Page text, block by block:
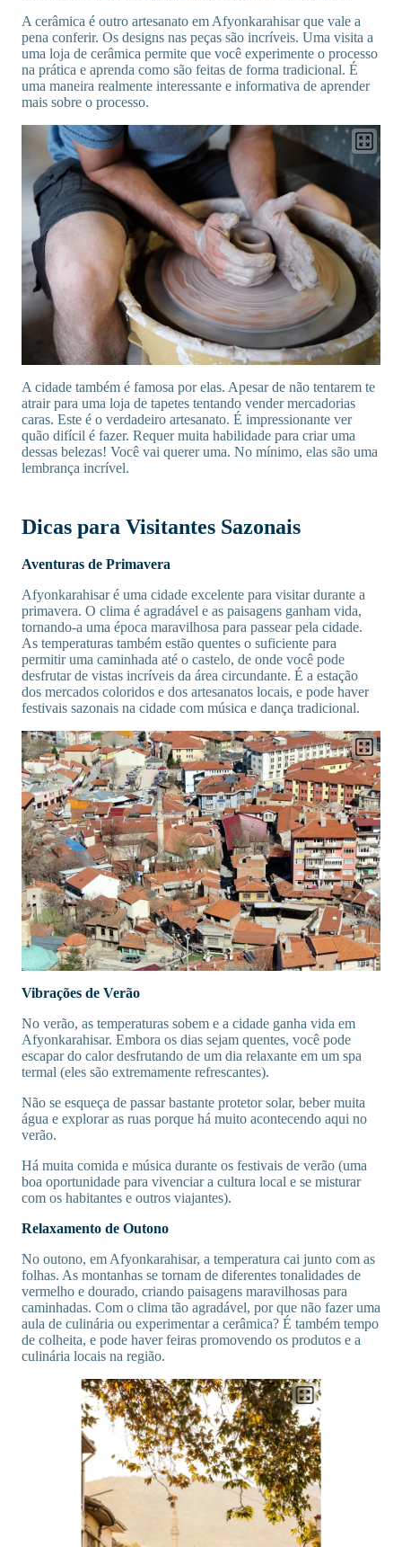
A cerâmica é outro artesanato em Afyonkarahisar que vale a
pena conferir. Os designs nas peças são incríveis. Uma visita a
uma loja de cerâmica permite que você experimente o processo
na prática e aprenda como são feitas de forma tradicional. É
uma maneira realmente interessante e informativa de aprender
mais sobre o processo.
A cidade também é famosa por elas. Apesar de não tentarem te
atrair para uma loja de tapetes tentando vender mercadorias
caras. Este é o verdadeiro artesanato. É impressionante ver
quão difícil é fazer. Requer muita habilidade para criar uma
dessas belezas! Você vai querer uma. No mínimo, elas são uma
lembrança incrível.
Dicas para Visitantes Sazonais
Aventuras de Primavera
Afyonkarahisar é uma cidade excelente para visitar durante a
primavera. O clima é agradável e as paisagens ganham vida,
tornando-a uma época maravilhosa para passear pela cidade.
As temperaturas também estão quentes o suficiente para
permitir uma caminhada até o castelo, de onde você pode
desfrutar de vistas incríveis da área circundante. É a estação
dos mercados coloridos e dos artesanatos locais, e pode haver
festivais sazonais na cidade com música e dança tradicional.
Vibrações de Verão
No verão, as temperaturas sobem e a cidade ganha vida em
Afyonkarahisar. Embora os dias sejam quentes, você pode
escapar do calor desfrutando de um dia relaxante em um spa
termal (eles são extremamente refrescantes).
Não se esqueça de passar bastante protetor solar, beber muita
água e explorar as ruas porque há muito acontecendo aqui no
verão.
Há muita comida e música durante os festivais de verão (uma
boa oportunidade para vivenciar a cultura local e se misturar
com os habitantes e outros viajantes).
Relaxamento de Outono
No outono, em Afyonkarahisar, a temperatura cai junto com as
folhas. As montanhas se tornam de diferentes tonalidades de
vermelho e dourado, criando paisagens maravilhosas para
caminhadas. Com o clima tão agradável, por que não fazer uma
aula de culinária ou experimentar a cerâmica? É também tempo
de colheita, e pode haver feiras promovendo os produtos e a
culinária locais na região.